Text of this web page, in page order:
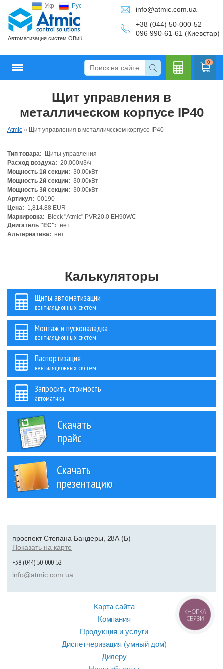
Укр Рус
Автоматизация систем ОВиК
info@atmic.com.ua
+38 (044) 50-000-52
096 990-61-61 (Киевстар)
0
Щит управления в
металлическом корпусе IP40
Atmic » Щит управления в металлическом корпусе IP40
Тип товара:
Щиты управления
Расход воздуха: 20,000м3/ч
Мощность 1й секции: 30.00кВт
Мощность 2й секции: 30.00кВт
Мощность 3й секции: 30.00кВт
Артикул: 00190
Цена: 1,814.88 EUR
Маркировка:
Block "Atmic" PVR20.0-EH90WC
Двигатель "ЕС": нет
Альтернатива: нет
Калькуляторы
Щиты автоматизации
вентиляционных систем
Монтаж и пусконаладка
вентиляционных систем
Паспортизация
вентиляционных систем
Запросить стоимость
автоматики
Скачать
прайс
Скачать
презентацию
проспект Степана Бандеры, 28А (Б)
Показать на карте
+38 (044) 50-000-52
info@atmic.com.ua
Карта сайта
Компания
Продукция и услуги
Диспетчеризация (умный дом)
Дилеру
КНОПКА
СВЯЗИ